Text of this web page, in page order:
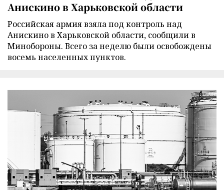
Анискино в Харьковской области
Российская армия взяла под контроль над
Анискино в Харьковской области, сообщили в
Минобороны. Всего за неделю были освобождены
восемь населенных пунктов.